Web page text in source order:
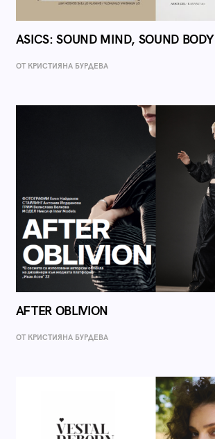
ASICS: SOUND MIND, SOUND BODY
ОТ КРИСТИЯНА БУРДЕВА
AFTER OBLIVION
ОТ КРИСТИЯНА БУРДЕВА